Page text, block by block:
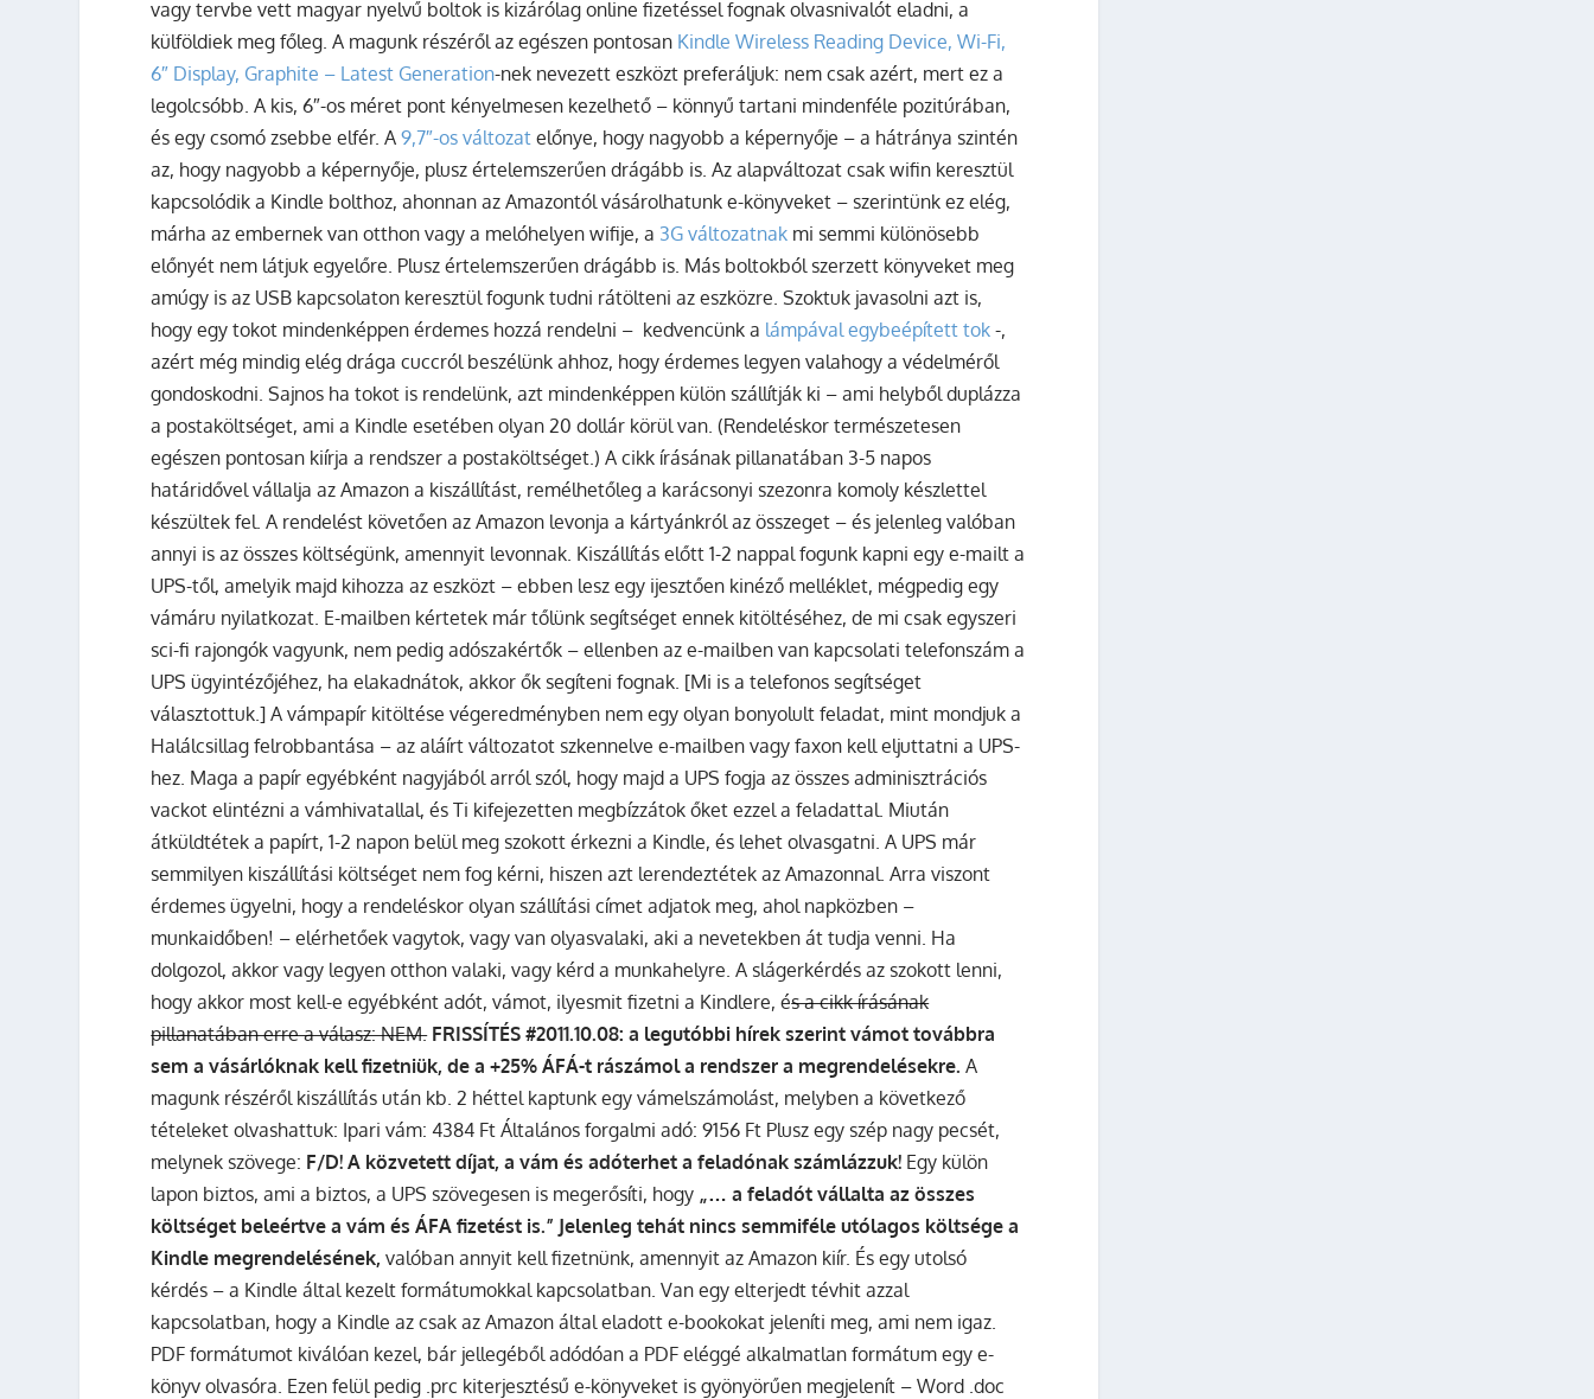
vagy tervbe vett magyar nyelvű boltok is kizárólag online fizetéssel fognak olvasnivalót eladni, a
külföldiek meg főleg. A magunk részéről az egészen pontosan Kindle Wireless Reading Device, Wi-Fi,
6″ Display, Graphite – Latest Generation-nek nevezett eszközt preferáljuk: nem csak azért, mert ez a
legolcsóbb. A kis, 6″-os méret pont kényelmesen kezelhető – könnyű tartani mindenféle pozitúrában,
és egy csomó zsebbe elfér. A9,7″-os változat előnye, hogy nagyobb a képernyője – a hátránya szintén
az, hogy nagyobb a képernyője, plusz értelemszerűen drágább is. Az alapváltozat csak wifin keresztül
kapcsolódik a Kindle bolthoz, ahonnan az Amazontól vásárolhatunk e-könyveket – szerintünk ez elég,
márha az embernek van otthon vagy a melóhelyen wifije, a 3G változatnak mi semmi különösebb
előnyét nem látjuk egyelőre. Plusz értelemszerűen drágább is. Más boltokból szerzett könyveket meg
amúgy is az USB kapcsolaton keresztül fogunk tudni rátölteni az eszközre. Szoktuk javasolni azt is,
hogy egy tokot mindenképpen érdemes hozzá rendelni – kedvencünk a lámpával egybeépített tok -,
azért még mindig elég drága cuccról beszélünk ahhoz, hogy érdemes legyen valahogy a védelméről
gondoskodni. Sajnos ha tokot is rendelünk, azt mindenképpen külön szállítják ki – ami helyből duplázza
a postaköltséget, ami a Kindle esetében olyan 20 dollár körül van. (Rendeléskor természetesen
egészen pontosan kiírja a rendszer a postaköltséget.) A cikk írásának pillanatában 3-5 napos
határidővel vállalja az Amazon a kiszállítást, remélhetőleg a karácsonyi szezonra komoly készlettel
készültek fel. A rendelést követően az Amazon levonja a kártyánkról az összeget – és jelenleg valóban
annyi is az összes költségünk, amennyit levonnak. Kiszállítás előtt 1-2 nappal fogunk kapni egy e-mailt a
UPS-től, amelyik majd kihozza az eszközt – ebben lesz egy ijesztően kinéző melléklet, mégpedig egy
vámáru nyilatkozat. E-mailben kértetek már tőlünk segítséget ennek kitöltéséhez, de mi csak egyszeri
sci-fi rajongók vagyunk, nem pedig adószakértők – ellenben az e-mailben van kapcsolati telefonszám a
UPS ügyintézőjéhez, ha elakadnátok, akkor ők segíteni fognak. [Mi is a telefonos segítséget
választottuk.] A vámpapír kitöltése végeredményben nem egy olyan bonyolult feladat, mint mondjuk a
Halálcsillag felrobbantása – az aláírt változatot szkennelve e-mailben vagy faxon kell eljuttatni a UPS-
hez. Maga a papír egyébként nagyjából arról szól, hogy majd a UPS fogja az összes adminisztrációs
vackot elintézni a vámhivatallal, és Ti kifejezetten megbízzátok őket ezzel a feladattal. Miután
átküldtétek a papírt, 1-2 napon belül meg szokott érkezni a Kindle, és lehet olvasgatni. A UPS már
semmilyen kiszállítási költséget nem fog kérni, hiszen azt lerendeztétek az Amazonnal. Arra viszont
érdemes ügyelni, hogy a rendeléskor olyan szállítási címet adjatok meg, ahol napközben –
munkaidőben! – elérhetőek vagytok, vagy van olyasvalaki, aki a nevetekben át tudja venni. Ha
dolgozol, akkor vagy legyen otthon valaki, vagy kérd a munkahelyre. A slágerkérdés az szokott lenni,
hogy akkor most kell-e egyébként adót, vámot, ilyesmit fizetni a Kindlere, és a cikk írásának
pillanatában erre a válasz: NEM. FRISSÍTÉS #2011.10.08: a legutóbbi hírek szerint vámot továbbra
sem a vásárlóknak kell fizetniük, de a +25% ÁFÁ-t rászámol a rendszer a megrendelésekre. A
magunk részéről kiszállítás után kb. 2 héttel kaptunk egy vámelszámolást, melyben a következő
tételeket olvashattuk: Ipari vám: 4384 Ft Általános forgalmi adó: 9156 Ft Plusz egy szép nagy pecsét,
melynek szövege: F/D! A közvetett díjat, a vám és adóterhet a feladónak számlázzuk! Egy külön
lapon biztos, ami a biztos, a UPS szövegesen is megerősíti, hogy „… a feladót vállalta az összes
költséget beleértve a vám és ÁFA fizetést is.” Jelenleg tehát nincs semmiféle utólagos költsége a
Kindle megrendelésének,valóban annyit kell fizetnünk, amennyit az Amazon kiír. És egy utolsó
kérdés – a Kindle által kezelt formátumokkal kapcsolatban. Van egy elterjedt tévhit azzal
kapcsolatban, hogy a Kindle az csak az Amazon által eladott e-bookokat jeleníti meg, ami nem igaz.
PDF formátumot kiválóan kezel, bár jellegéből adódóan a PDF eléggé alkalmatlan formátum egy e-
könyv olvasóra. Ezen felül pedig .prc kiterjesztésű e-könyveket is gyönyörűen megjelenít – Word .doc